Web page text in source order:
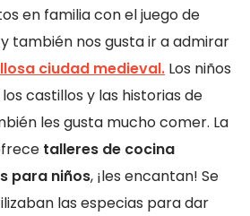
en familia con el juego de
también nos gusta ir a admirar
ciudad medieval. Los niños
castillos y las historias de
les gusta mucho comer. La
talleres de cocina
para niños, ¡les encantan! Se
las especias para dar